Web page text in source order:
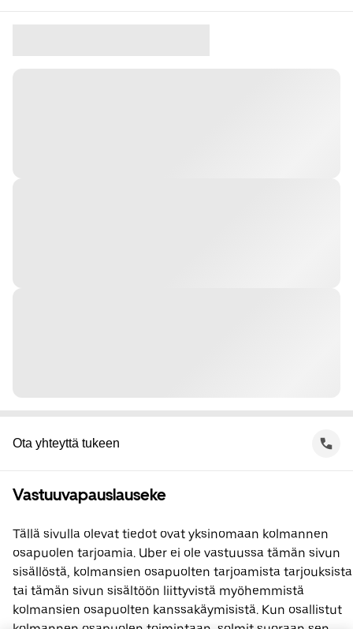
Ota yhteyttä tukeen
Vastuuvapauslauseke
Tällä sivulla olevat tiedot ovat yksinomaan kolmannen
osapuolen tarjoamia. Uber ei ole vastuussa tämän sivun
sisällöstä, kolmansien osapuolten tarjoamista tarjouksista
tai tämän sivun sisältöön liittyvistä myöhemmistä
kolmansien osapuolten kanssakäymisistä. Kun osallistut